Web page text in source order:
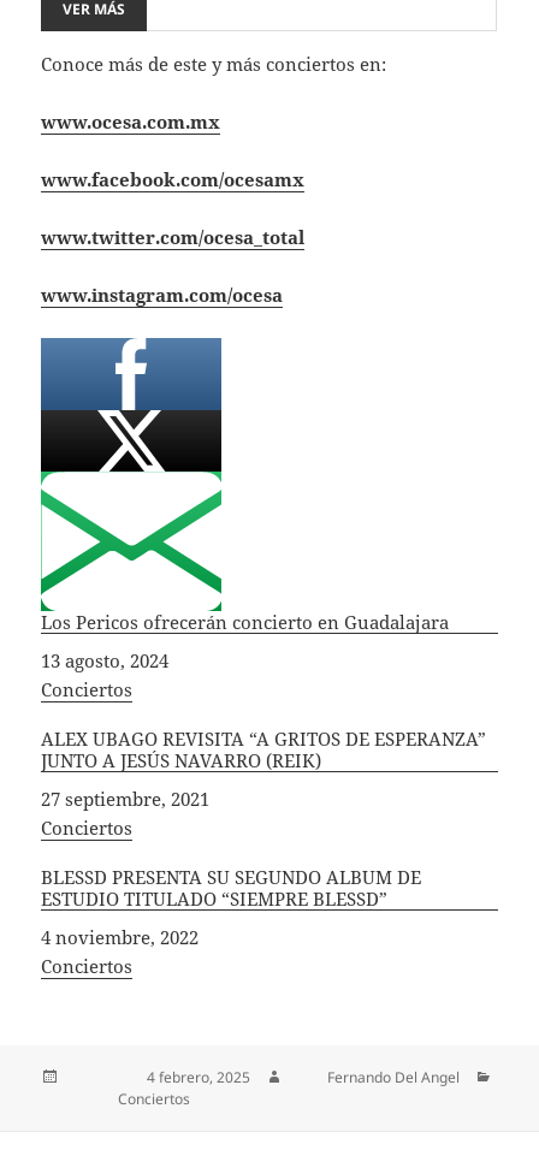
VER MÁS
Conoce más de este y más conciertos en:
www.ocesa.com.mx
www.facebook.com/ocesamx
www.twitter.com/ocesa_total
www.instagram.com/ocesa
Los Pericos ofrecerán concierto en Guadalajara
Fecha
13 agosto, 2024
In relation to
Conciertos
ALEX UBAGO REVISITA “A GRITOS DE ESPERANZA”
JUNTO A JESÚS NAVARRO (REIK)
Fecha
27 septiembre, 2021
In relation to
Conciertos
BLESSD PRESENTA SU SEGUNDO ALBUM DE
ESTUDIO TITULADO “SIEMPRE BLESSD”
Fecha
4 noviembre, 2022
In relation to
Conciertos
Publicado el4 febrero, 2025
Fernando Del Angel
CategoríasConciertos